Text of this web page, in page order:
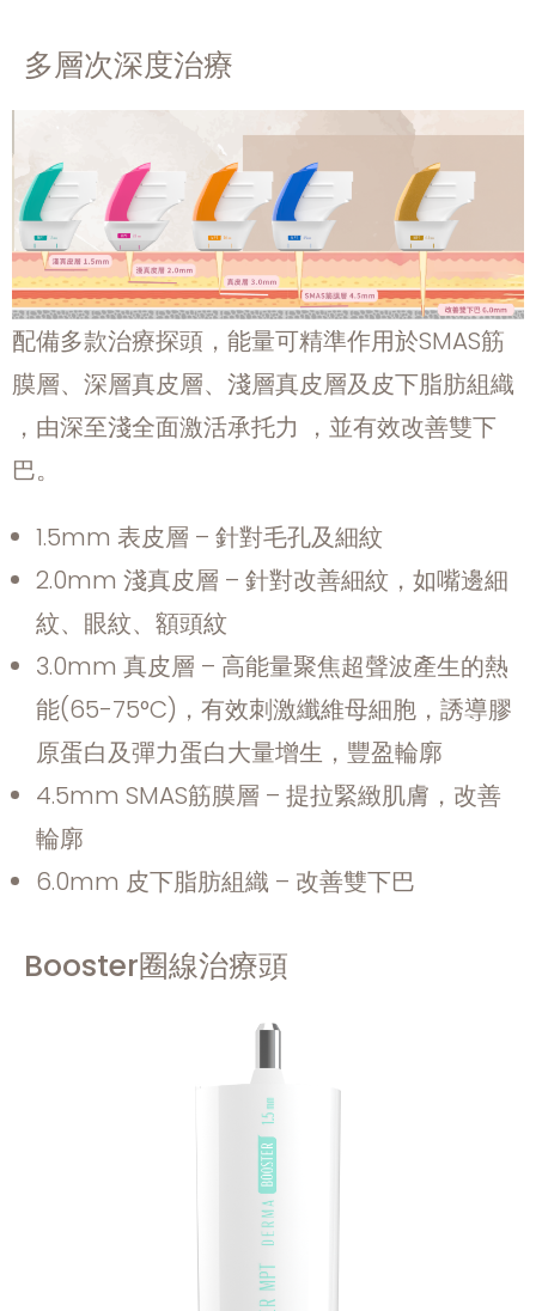
多層次深度治療
配備多款治療探頭，能量可精準作用於SMAS筋
膜層、深層真皮層、淺層真皮層及皮下脂肪組織
，由深至淺全面激活承托力 ，並有效改善雙下
巴。
1.5mm 表皮層 – 針對毛孔及細紋
2.0mm 淺真皮層 – 針對改善細紋，如嘴邊細
紋、眼紋、額頭紋
3.0mm 真皮層 – 高能量聚焦超聲波產生的熱
能(65-75°C)，有效刺激纖維母細胞，誘導膠
原蛋白及彈力蛋白大量增生，豐盈輪廓
4.5mm SMAS筋膜層 – 提拉緊緻肌膚，改善
輪廓
6.0mm 皮下脂肪組織 – 改善雙下巴
Booster圈線治療頭